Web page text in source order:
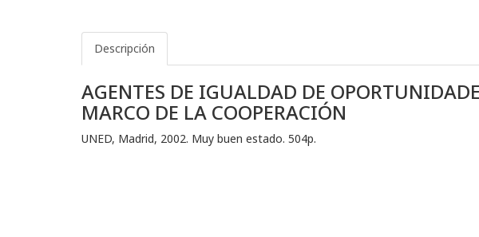
Descripción
AGENTES DE IGUALDAD DE
MARCO DE LA COOPERACIÓN
UNED, Madrid, 2002. Muy buen estado. 504p.